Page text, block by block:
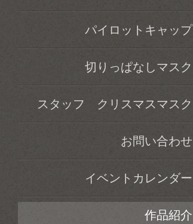
パイロットキャップ
切りっぱなしマスク
スタッフ クリスマスマスク
お問い合わせ
イベントカレンダー
作品紹介